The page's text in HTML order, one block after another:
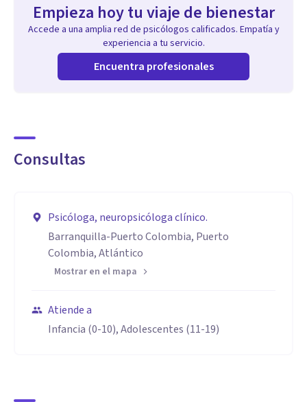
Empieza hoy tu viaje de bienestar
Accede a una amplia red de psicólogos calificados. Empatía y
experiencia a tu servicio.
Encuentra profesionales
Consultas
Psicóloga, neuropsicóloga clínico.
Barranquilla-Puerto Colombia, Puerto
Colombia, Atlántico
Mostrar en el mapa
Atiende a
Infancia (0-10), Adolescentes (11-19)